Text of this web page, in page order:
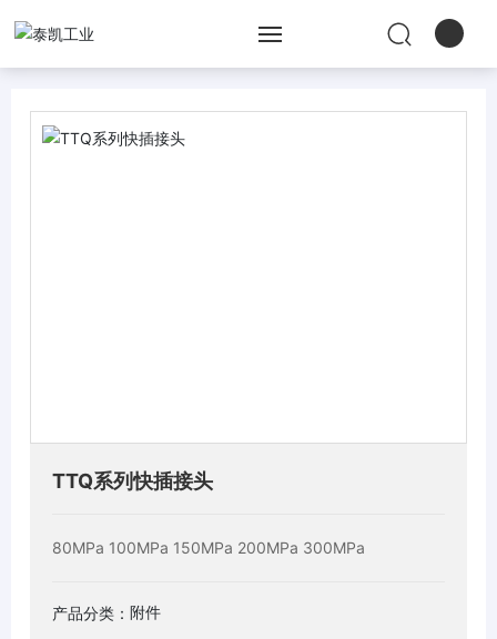
联系我们
TTQ系列快插接头
80MPa 100MPa 150MPa 200MPa 300MPa
产品分类： 附件